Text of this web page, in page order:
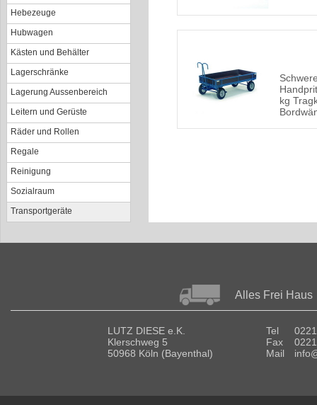
Hebezeuge
Hubwagen
Kästen und Behälter
Lagerschränke
Lagerung Aussenbereich
Leitern und Gerüste
Räder und Rollen
Regale
Reinigung
Sozialraum
Transportgeräte
kg
Alles Frei Haus
LUTZ DIESE e.K.
Klerschweg 5
50968 Köln (Bayenthal)
Tel
Fax
Mail